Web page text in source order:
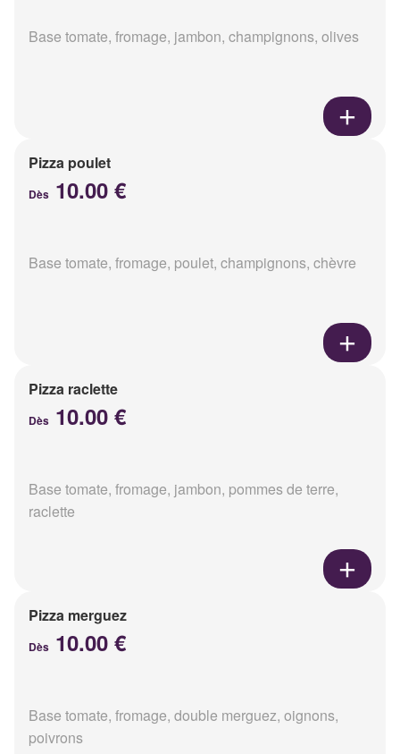
Base tomate, fromage, jambon, champignons, olives
Pizza poulet
Dès 10.00 €
Base tomate, fromage, poulet, champignons, chèvre
Pizza raclette
Dès 10.00 €
Base tomate, fromage, jambon, pommes de terre,
raclette
Pizza merguez
Dès 10.00 €
Base tomate, fromage, double merguez, oignons,
poivrons